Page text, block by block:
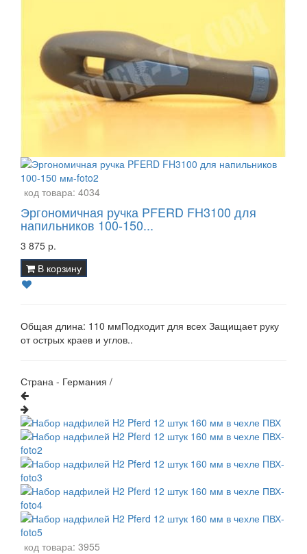
код товара: 4034
Эргономичная ручка PFERD FH3100 для
напильников 100-150...
3 875 р.
В корзину
Общая длина: 110 ммПодходит для всех Защищает руку
от острых краев и углов..
Страна - Германия /
код товара: 3955